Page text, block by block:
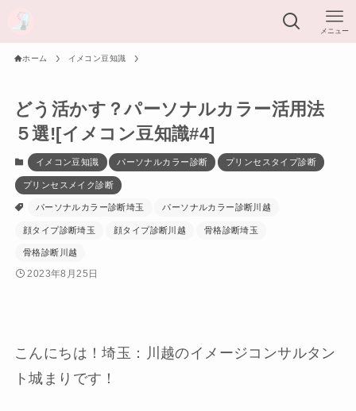
メニュー
ホーム イメコン豆知識
どう活かす？パーソナルカラー活用法
５選![イメコン豆知識#4]
イメコン豆知識 パーソナルカラー診断 プリンセスタイプ診断
プリンセスメイク診断
パーソナルカラー診断埼玉 パーソナルカラー診断川越
顔タイプ診断埼玉 顔タイプ診断川越 骨格診断埼玉
骨格診断川越
2023年8月25日
こんにちは！埼玉：川越のイメージコンサルタン
ト城まりです！